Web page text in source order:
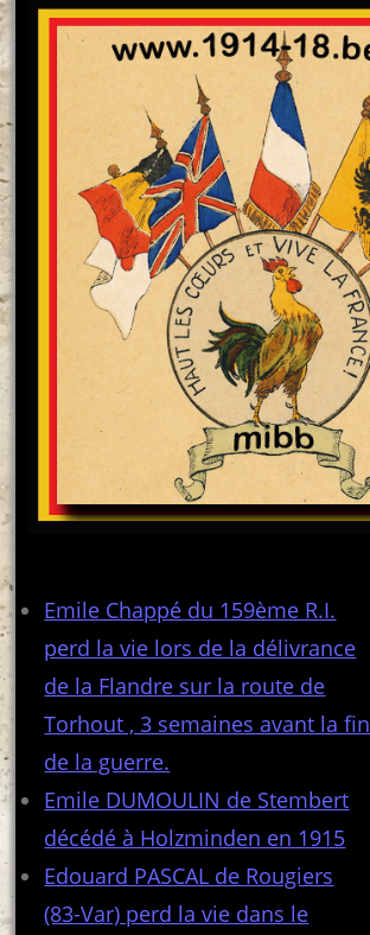
Emile Chappé du 159ème R.I.
perd la vie lors de la délivrance
de la Flandre sur la route de
Torhout , 3 semaines avant la fin
de la guerre.
Emile DUMOULIN de Stembert
décédé à Holzminden en 1915
Edouard PASCAL de Rougiers
(83-Var) perd la vie dans le